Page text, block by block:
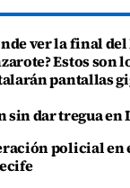
ver la final
Estos son
pantallas
sin dar tregua en
policial en